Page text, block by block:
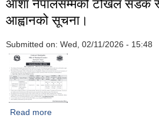
आशा नेपालसम्मको टौखेल सडक
आह्वानको सूचना।
Submitted on: Wed, 02/11/2026 - 15:48
Read more